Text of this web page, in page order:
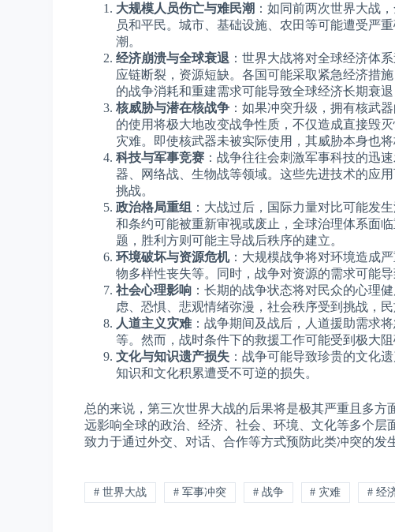
大规模人员伤亡与难民潮 ：如同前两次世界大战
员和平民。城市、基础设施、农田等可能遭受严
潮。
经济崩溃与全球衰退 ：世界大战将对全球经济体
应链断裂，资源短缺。各国可能采取紧急经济措
的战争消耗和重建需求可能导致全球经济长期衰退
核威胁与潜在核战争 ：如果冲突升级，拥有核武
的使用将极大地改变战争性质，不仅造成直接毁
灾难。即使核武器未被实际使用，其威胁本身也
科技与军事竞赛 ：战争往往会刺激军事科技的迅
器、网络战、生物战等领域。这些先进技术的应
挑战。
政治格局重组 ：大战过后，国际力量对比可能发
和条约可能被重新审视或废止，全球治理体系面
题，胜利方则可能主导战后秩序的建立。
环境破坏与资源危机：大规模战争将对环境造成
物多样性丧失等。同时，战争对资源的需求可能
社会心理影响 ：长期的战争状态将对民众的心理
虑、恐惧、悲观情绪弥漫，社会秩序受到挑战，
人道主义灾难：战争期间及战后，人道援助需求
等。然而，战时条件下的救援工作可能受到极大
文化与知识遗产损失 ：战争可能导致珍贵的文化
知识和文化积累遭受不可逆的损失。
总的来说，第三次世界大战的后果将是极其严重且多
远影响全球的政治、经济、社会、环境、文化等多个
致力于通过外交、对话、合作等方式预防此类冲突的发
# 世界大战 # 军事冲突 # 战争 # 灾难 # 经